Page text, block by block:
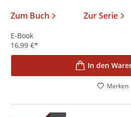
Zum Buch
Zur Serie
E-Book
16,99 €*
In den
Merken